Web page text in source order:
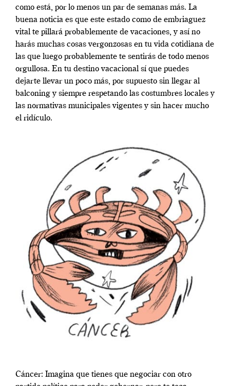
como está, por lo menos un par de semanas más. La
buena noticia es que este estado como de embriaguez
vital te pillará probablemente de vacaciones, y así no
harás muchas cosas vergonzosas en tu vida cotidiana de
las que luego probablemente te sentirás de todo menos
orgullosa. En tu destino vacacional sí que puedes
dejarte llevar un poco más, por supuesto sin llegar al
balconing y siempre respetando las costumbres locales y
las normativas municipales vigentes y sin hacer mucho
el ridículo.
Cáncer: Imagina que tienes que negociar con otro